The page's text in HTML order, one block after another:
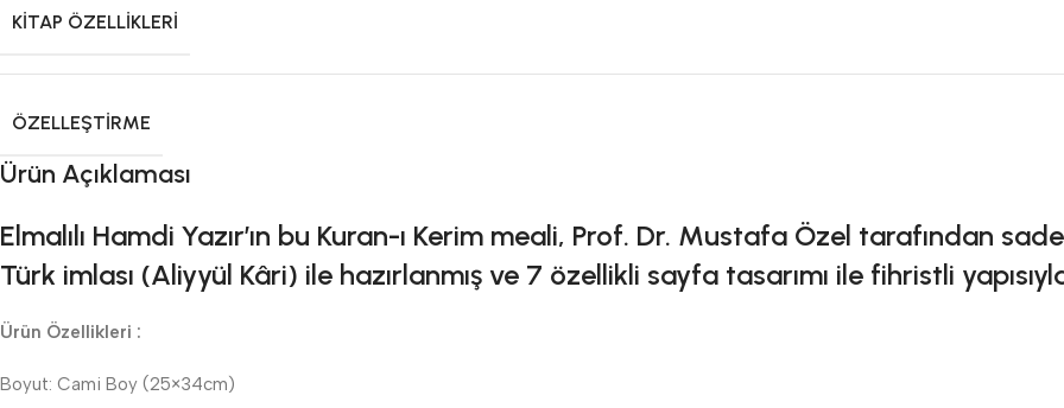
KITAP ÖZELLIKLERI
ÖZELLEŞTIRME
Ürün Açıklaması
Elmalılı Hamdi Yazır’ın bu Kuran-ı Kerim meali, Prof. Dr. Mustafa Özel tarafından
Türk imlası (Aliyyül Kâri) ile hazırlanmış ve 7 özellikli sayfa tasarımı ile fihristli
Ürün Özellikleri :
Boyut: Cami Boy (25×34cm)